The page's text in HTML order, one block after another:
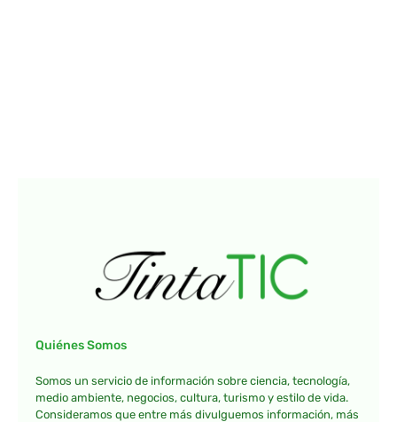
Quiénes Somos
Somos un servicio de información sobre ciencia, tecnología,
medio ambiente, negocios, cultura, turismo y estilo de vida.
Consideramos que entre más divulguemos información, más